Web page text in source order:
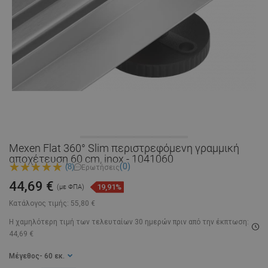
Mexen Flat 360° Slim περιστρεφόμενη γραμμική
αποχέτευση 60 cm, inox - 1041060
(8) Ερωτήσεις(0)
Κατάλογος τιμής: 55,80 €
44,69 € (με ΦΠΑ) 19,91%
Η χαμηλότερη τιμή των τελευταίων 30 ημερών πριν από την έκπτωση:
44,69 €
Μέγεθος - 60 εκ.